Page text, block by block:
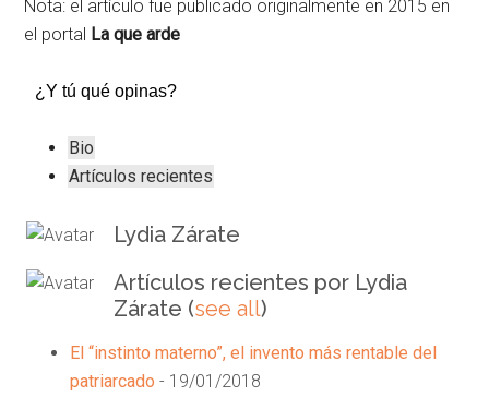
Nota: el artículo fue publicado originalmente en 2015 en
el portal La que arde
¿Y tú qué opinas?
The
following
tabs
content
Bio
Artículos recientes
Lydia Zárate
Artículos recientes por Lydia
Zárate (see all)
El “instinto materno”, el invento más rentable del
patriarcado - 19/01/2018